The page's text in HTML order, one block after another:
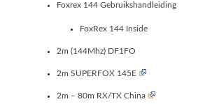
Foxrex 144 Gebruikshandleiding
FoxRex 144 Inside
2m (144Mhz) DF1FO
2m SUPERFOX 145E
2m – 80m RX/TX China